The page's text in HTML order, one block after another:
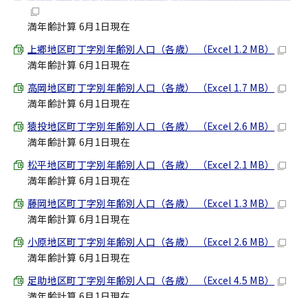
満年齢計算 6月1日現在
上郷地区町丁字別年齢別人口（各歳） （Excel 1.2 MB）
満年齢計算 6月1日現在
高岡地区町丁字別年齢別人口（各歳） （Excel 1.7 MB）
満年齢計算 6月1日現在
猿投地区町丁字別年齢別人口（各歳） （Excel 2.6 MB）
満年齢計算 6月1日現在
松平地区町丁字別年齢別人口（各歳） （Excel 2.1 MB）
満年齢計算 6月1日現在
藤岡地区町丁字別年齢別人口（各歳） （Excel 1.3 MB）
満年齢計算 6月1日現在
小原地区町丁字別年齢別人口（各歳） （Excel 2.6 MB）
満年齢計算 6月1日現在
足助地区町丁字別年齢別人口（各歳） （Excel 4.5 MB）